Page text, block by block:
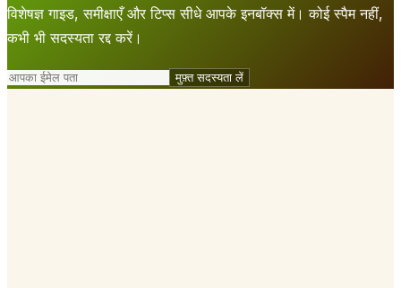
विशेषज्ञ गाइड, समीक्षाएँ और टिप्स सीधे आपके इनबॉक्स में। कोई स्पैम नहीं,
कभी भी सदस्यता रद्द करें।
मुफ़्त सदस्यता लें